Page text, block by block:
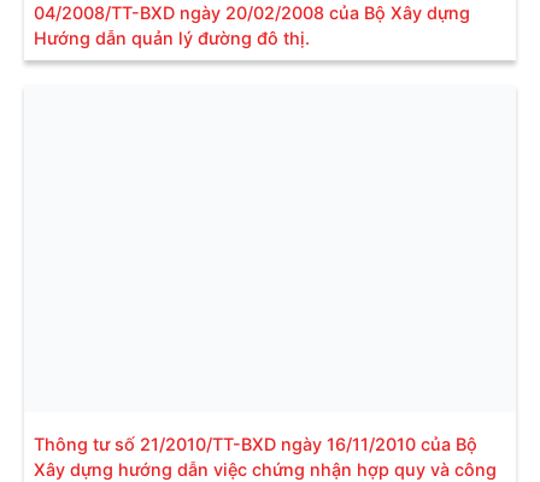
04/2008/TT-BXD ngày 20/02/2008 của Bộ Xây dựng
Hướng dẫn quản lý đường đô thị.
Thông tư số 21/2010/TT-BXD ngày 16/11/2010 của Bộ
Xây dựng hướng dẫn việc chứng nhận hợp quy và công